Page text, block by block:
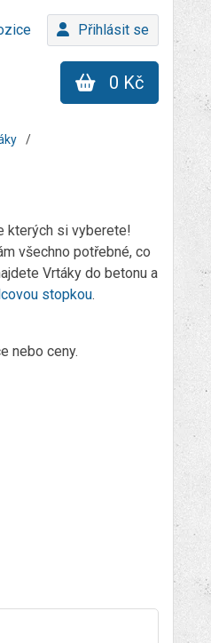
Přihlásit se
0 Kč
kterých si vyberete!
všechno potřebné, co
Vrtáky do betonu a
stopkou.
nebo ceny.